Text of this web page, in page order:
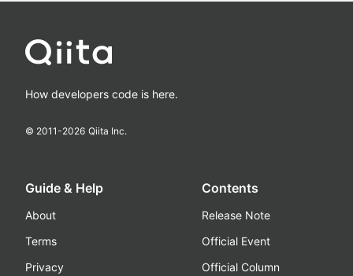
How developers code is here.
© 2011-2026 Qiita Inc.
Guide & Help
About
Terms
Privacy
Contents
Release Note
Official Event
Official Column